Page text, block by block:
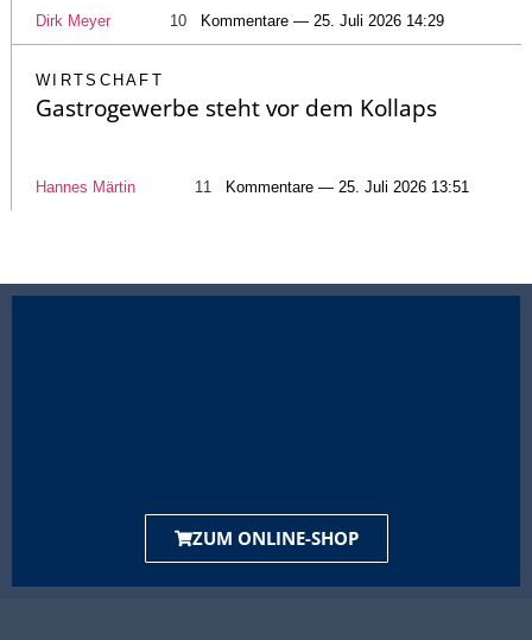
Dirk Meyer 10 Kommentare — 25. Juli 2026 14:29
WIRTSCHAFT
Gastrogewerbe steht vor dem Kollaps
Hannes Märtin 11 Kommentare — 25. Juli 2026 13:51
ZUM ONLINE-SHOP